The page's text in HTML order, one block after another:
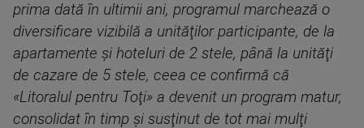
prima dată în ultimii ani, programul marchează o
diversificare vizibilă a unităţilor participante, de la
apartamente şi hoteluri de 2 stele, până la unităţi
de cazare de 5 stele, ceea ce confirmă că
«Litoralul pentru Toţi» a devenit un program matur,
consolidat în timp şi susţinut de tot mai mulţi